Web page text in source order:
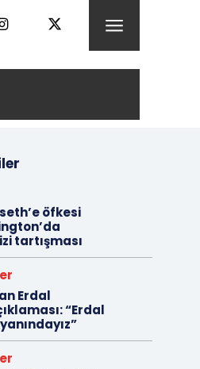
öfkesi
tartışması
Erdal
“Erdal